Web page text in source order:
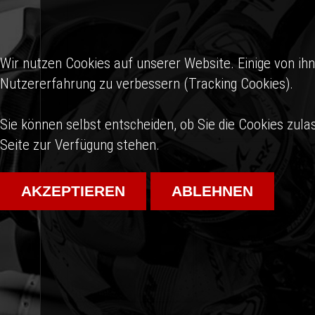
Wir nutzen Cookies auf unserer Website. Einige von
Nutzererfahrung zu verbessern (Tracking Cookies).
Sie können selbst entscheiden, ob Sie die Cookies
Seite zur Verfügung stehen.
AKZEPTIEREN ABLEHNEN